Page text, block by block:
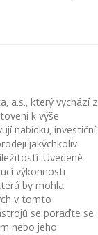
a.s., který vychází z
k výše
nabídku, investiční
jakýchkoliv
Uvedené
výkonnosti.
by mohla
v tomto
se poraďte se
nebo jeho